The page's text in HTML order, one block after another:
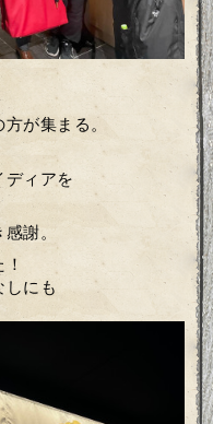
が集まる。
ディアを
謝。
にも